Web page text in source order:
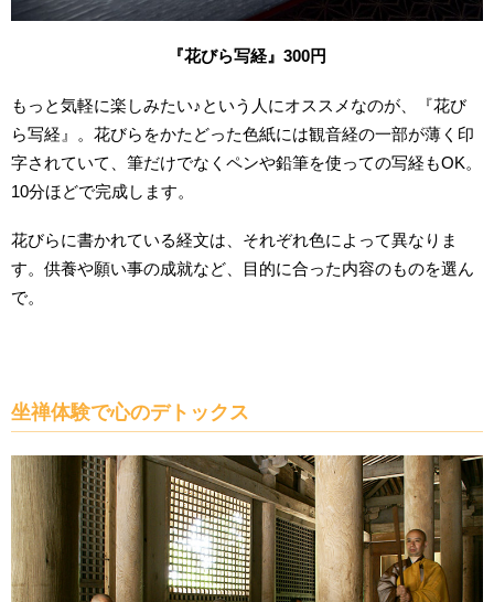
『花びら写経』300円
もっと気軽に楽しみたい♪という人にオススメなのが、『花び
ら写経』。花びらをかたどった色紙には観音経の一部が薄く印
字されていて、筆だけでなくペンや鉛筆を使っての写経もOK。
10分ほどで完成します。
花びらに書かれている経文は、それぞれ色によって異なりま
す。供養や願い事の成就など、目的に合った内容のものを選ん
で。
坐禅体験で心のデトックス